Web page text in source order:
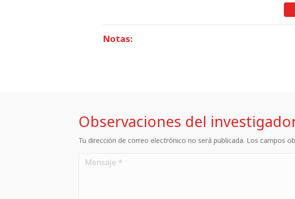
Notas:
Observaciones del
Tu dirección de correo electrónico no será publicada. Los campos